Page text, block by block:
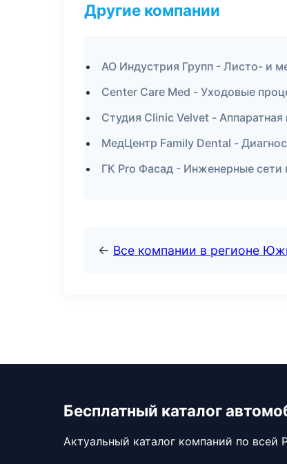
Другие компании
АО Индустрия Групп - Листо- и
Center Care Med - Уходовые
Студия Clinic Velvet -
МедЦентр Family Dental -
ГК Pro Фасад - Инженерные сети
← Все компании в регионе
Бесплатный каталог
Актуальный каталог компаний по всей